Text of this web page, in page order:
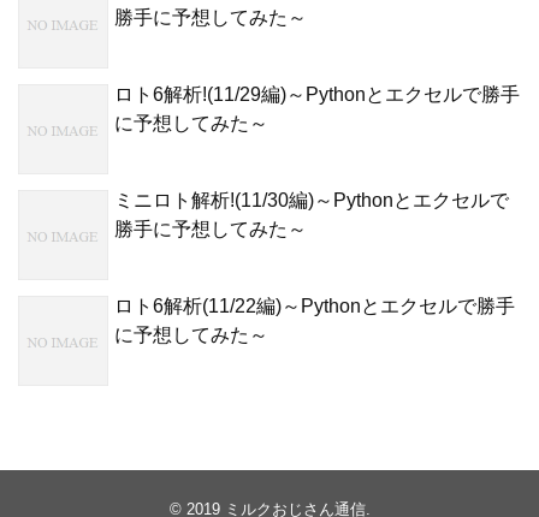
勝手に予想してみた～
ロト6解析!(11/29編)～Pythonとエクセルで勝手
に予想してみた～
ミニロト解析!(11/30編)～Pythonとエクセルで
勝手に予想してみた～
ロト6解析(11/22編)～Pythonとエクセルで勝手
に予想してみた～
© 2019 ミルクおじさん通信.